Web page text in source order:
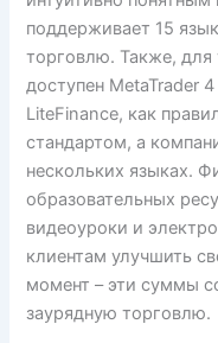
поддерживает 15
торговлю. Также, для
доступен MetaTrader
LiteFinance, как
стандартом, а
нескольких языках.
образовательных
видеоуроки и
клиентам улучшить
момент – эти суммы
заурядную торговлю.